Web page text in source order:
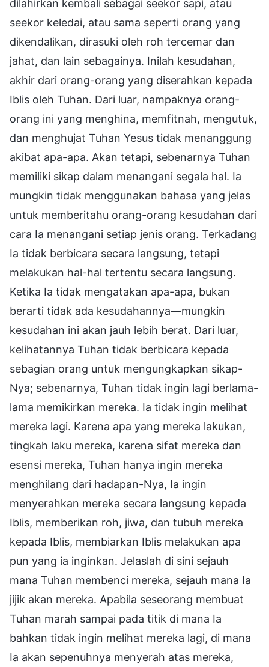
dilahirkan kembali sebagai seekor sapi, atau
seekor keledai, atau sama seperti orang yang
dikendalikan, dirasuki oleh roh tercemar dan
jahat, dan lain sebagainya. Inilah kesudahan,
akhir dari orang-orang yang diserahkan kepada
Iblis oleh Tuhan. Dari luar, nampaknya orang-
orang ini yang menghina, memfitnah, mengutuk,
dan menghujat Tuhan Yesus tidak menanggung
akibat apa-apa. Akan tetapi, sebenarnya Tuhan
memiliki sikap dalam menangani segala hal. Ia
mungkin tidak menggunakan bahasa yang jelas
untuk memberitahu orang-orang kesudahan dari
cara Ia menangani setiap jenis orang. Terkadang
Ia tidak berbicara secara langsung, tetapi
melakukan hal-hal tertentu secara langsung.
Ketika Ia tidak mengatakan apa-apa, bukan
berarti tidak ada kesudahannya—mungkin
kesudahan ini akan jauh lebih berat. Dari luar,
kelihatannya Tuhan tidak berbicara kepada
sebagian orang untuk mengungkapkan sikap-
Nya; sebenarnya, Tuhan tidak ingin lagi berlama-
lama memikirkan mereka. Ia tidak ingin melihat
mereka lagi. Karena apa yang mereka lakukan,
tingkah laku mereka, karena sifat mereka dan
esensi mereka, Tuhan hanya ingin mereka
menghilang dari hadapan-Nya, Ia ingin
menyerahkan mereka secara langsung kepada
Iblis, memberikan roh, jiwa, dan tubuh mereka
kepada Iblis, membiarkan Iblis melakukan apa
pun yang ia inginkan. Jelaslah di sini sejauh
mana Tuhan membenci mereka, sejauh mana Ia
jijik akan mereka. Apabila seseorang membuat
Tuhan marah sampai pada titik di mana Ia
bahkan tidak ingin melihat mereka lagi, di mana
Ia akan sepenuhnya menyerah atas mereka,